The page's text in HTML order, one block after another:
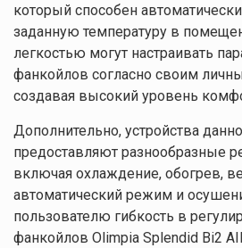
который способен
заданную температуру в
легкостью могут настраивать
фанкойлов согласно своим
создавая высокий уровень
Дополнительно, устройства
предоставляют разнообразные
включая охлаждение, обогрев,
автоматический режим и
пользователю гибкость в
фанкойлов Olimpia Splendid Bi2